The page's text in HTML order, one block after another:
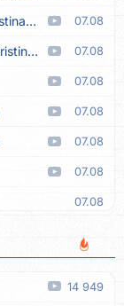
07.08
07.08
07.08
07.08
07.08
07.08
07.08
07.08
07.08
14 949